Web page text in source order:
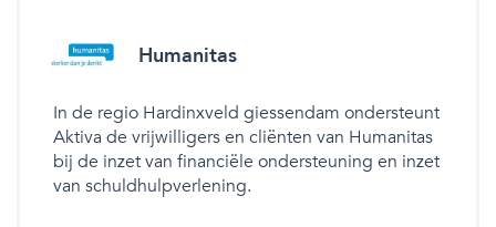
Humanitas
In de regio Hardinxveld giessendam ondersteunt
Aktiva de vrijwilligers en cliënten van Humanitas
bij de inzet van financiële ondersteuning en inzet
van schuldhulpverlening.